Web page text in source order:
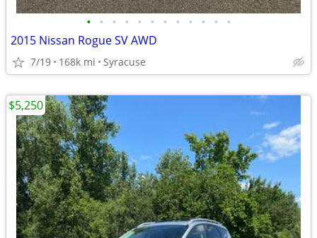
• • • • • • • • • • • •
2015 Nissan Rogue SV AWD
7/19 168k mi Syracuse
$5,250